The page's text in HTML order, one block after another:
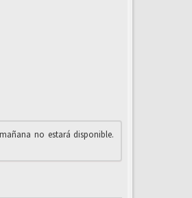
no estará disponible.